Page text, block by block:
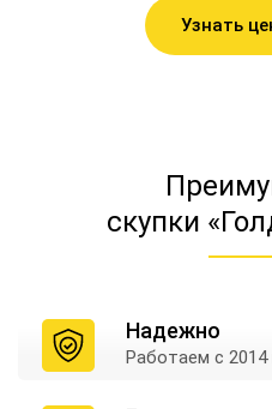
Узнать
скупки
Надежно
Работаем с 2014